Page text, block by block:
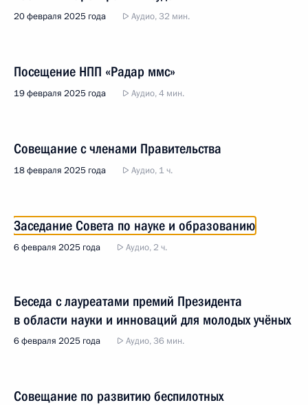
20 февраля 2025 года Аудио, 32 мин.
Посещение НПП «Радар ммс»
19 февраля 2025 года Аудио, 4 мин.
Совещание с членами Правительства
18 февраля 2025 года Аудио, 1 ч.
Заседание Совета по науке и образованию
6 февраля 2025 года Аудио, 2 ч.
Беседа с лауреатами премий Президента
в области науки и инноваций для молодых учёных
6 февраля 2025 года Аудио, 36 мин.
Совещание по развитию беспилотных